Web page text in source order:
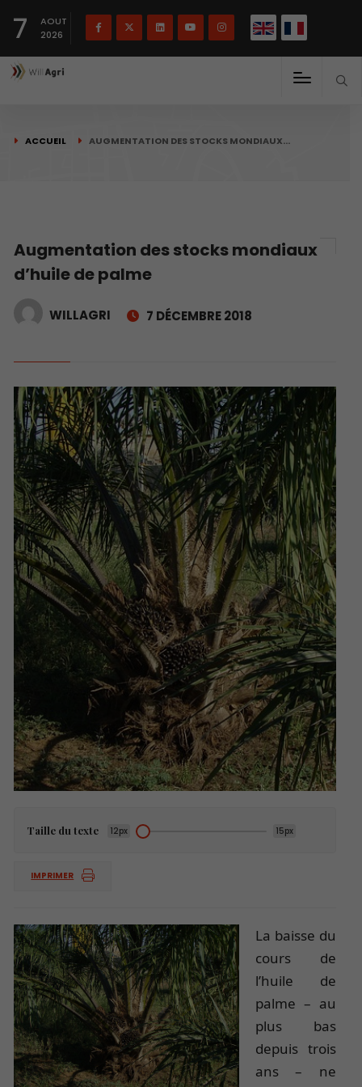
7
AOUT
2026
ACCUEIL AUGMENTATION DES STOCKS MONDIAUX…
Augmentation des stocks mondiaux
d’huile de palme
WILLAGRI 7 DÉCEMBRE 2018
Taille du texte 12px 15px
IMPRIMER
La baisse du
cours de
l’huile de
palme – au
plus bas
depuis trois
ans – ne
Français English(English)